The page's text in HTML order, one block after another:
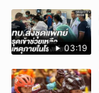
03:19